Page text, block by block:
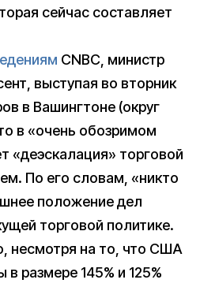
сейчас составляет
CNBC, министр
выступая во вторник
в Вашингтоне (округ
в «очень обозримом
«деэскалация» торговой
По его словам, «никто
положение дел
торговой политике.
несмотря на то, что США
размере 145% и 125%